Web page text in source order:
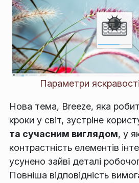
Параметри
Нова тема, Breeze, яка
кроки у світ, зустріне
та сучасним виглядом, у
контрастність елементів
усунено зайві деталі
Повніша відповідність